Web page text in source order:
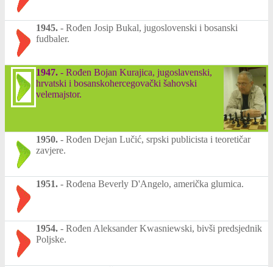
1945. - Rođen Josip Bukal, jugoslovenski i bosanski
fudbaler.
1947. - Rođen Bojan Kurajica, jugoslavenski,
hrvatski i bosanskohercegovački šahovski
velemajstor.
1950. - Rođen Dejan Lučić, srpski publicista i teoretičar
zavjere.
1951. - Rođena Beverly D'Angelo, američka glumica.
1954. - Rođen Aleksander Kwasniewski, bivši predsjednik
Poljske.